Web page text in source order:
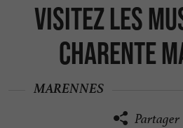
Visitez les
Charente
MARENNES
Partager